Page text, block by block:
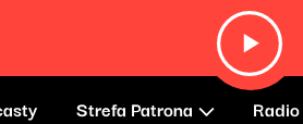
Strefa Patrona Radio